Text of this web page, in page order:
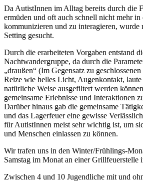
Da AutistInnen im Alltag bereits durch die
ermüden und oft auch schnell nicht mehr in
kommunizieren und zu interagieren, wurde
Setting gesucht.
Durch die erarbeiteten Vorgaben entstand
Nachtwandergruppe, da durch die
„draußen“ (Im Gegensatz zu
Reize wie helles Licht, Augenkontakt, laute
natürliche Weise ausgefiltert werden
gemeinsame Erlebnisse und Interaktionen
Darüber hinaus gab die gemeinsame
und das Lagerfeuer eine gewisse
für AutistInnen meist sehr wichtig ist, um
und Menschen einlassen zu können.
Wir trafen uns in den Winter/Frühlings-
Samstag im Monat an einer Grillfeuerstelle
Zwischen 4 und 10 Jugendliche mit und